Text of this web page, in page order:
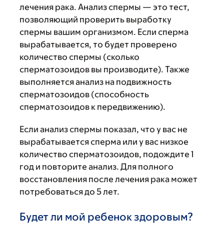
лечения рака. Анализ спермы — это тест,
позволяющий проверить выработку
спермы вашим организмом. Если сперма
вырабатывается, то будет проверено
количество спермы (сколько
сперматозоидов вы производите). Также
выполняется анализ на подвижность
сперматозоидов (способность
сперматозоидов к передвижению).
Если анализ спермы показал, что у вас не
вырабатывается сперма или у вас низкое
количество сперматозоидов, подождите 1
год и повторите анализ. Для полного
восстановления после лечения рака может
потребоваться до 5 лет.
Будет ли мой ребенок здоровым?